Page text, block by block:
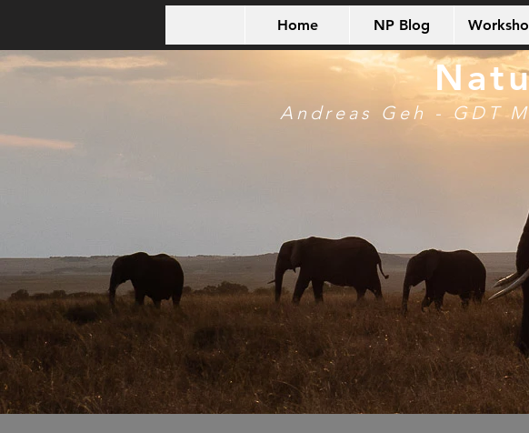
Home NP Blog
Andreas Geh - GDT